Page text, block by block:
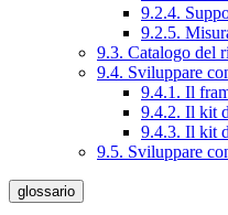
9.2.4.
9.2.5.
9.3. Catalogo del
9.4. Sviluppare
9.4.1. Il
9.4.2. Il kit
9.4.3. Il kit
9.5. Sviluppare
glossario